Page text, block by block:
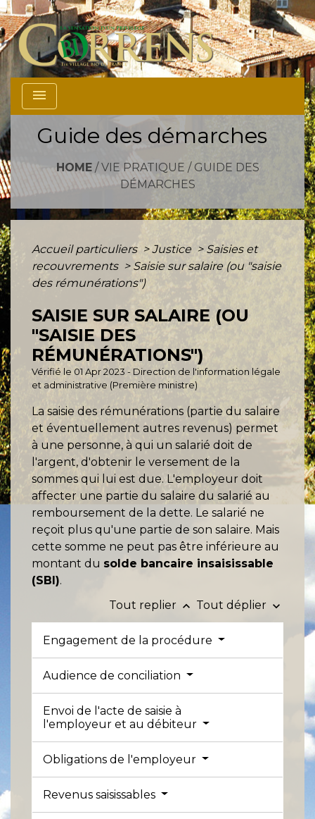
menu
Guide des démarches
HOME/ VIE PRATIQUE / GUIDE DES
DÉMARCHES
Accueil particuliers > Justice > Saisies et
recouvrements > Saisie sur salaire (ou "saisie
des rémunérations")
SAISIE SUR SALAIRE (OU
"SAISIE DES
RÉMUNÉRATIONS")
Vérifié le 01 Apr 2023 - Direction de l'information légale
et administrative (Première ministre)
La saisie des rémunérations (partie du salaire
et éventuellement autres revenus) permet
à une personne, à qui un salarié doit de
l'argent, d'obtenir le versement de la
sommes qui lui est due. L'employeur doit
affecter une partie du salaire du salarié au
remboursement de la dette. Le salarié ne
reçoit plus qu'une partie de son salaire. Mais
cette somme ne peut pas être inférieure au
montant du solde bancaire insaisissable
(SBI).
Tout replier keyboard_arrow_up Tout déplier keyboard_arrow_down
Engagement de la procédure
Audience de conciliation
Envoi de l'acte de saisie à
l'employeur et au débiteur
Obligations de l'employeur
Revenus saisissables